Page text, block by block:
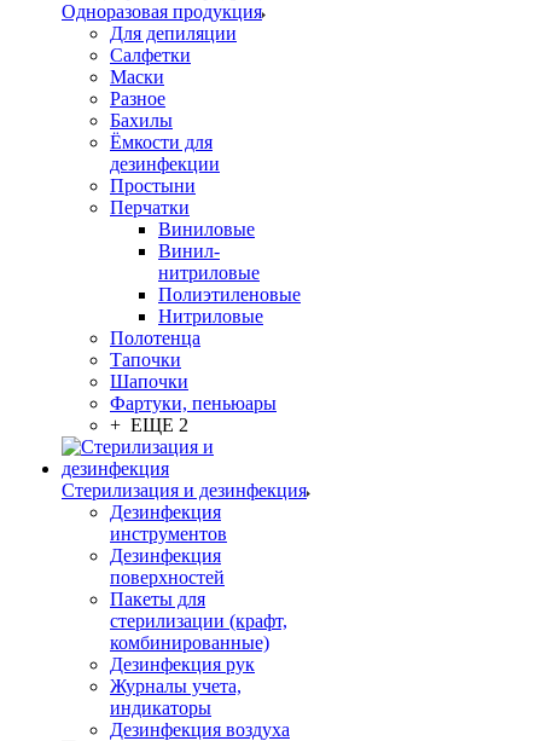
Одноразовая продукция
Для депиляции
Салфетки
Маски
Разное
Бахилы
Ёмкости для
дезинфекции
Простыни
Перчатки
Виниловые
Винил-
нитриловые
Полиэтиленовые
Нитриловые
Полотенца
Тапочки
Шапочки
Фартуки, пеньюары
+ ЕЩЕ 2
Стерилизация и дезинфекция
Дезинфекция
инструментов
Дезинфекция
поверхностей
Пакеты для
стерилизации (крафт,
комбинированные)
Дезинфекция рук
Журналы учета,
индикаторы
Дезинфекция воздуха